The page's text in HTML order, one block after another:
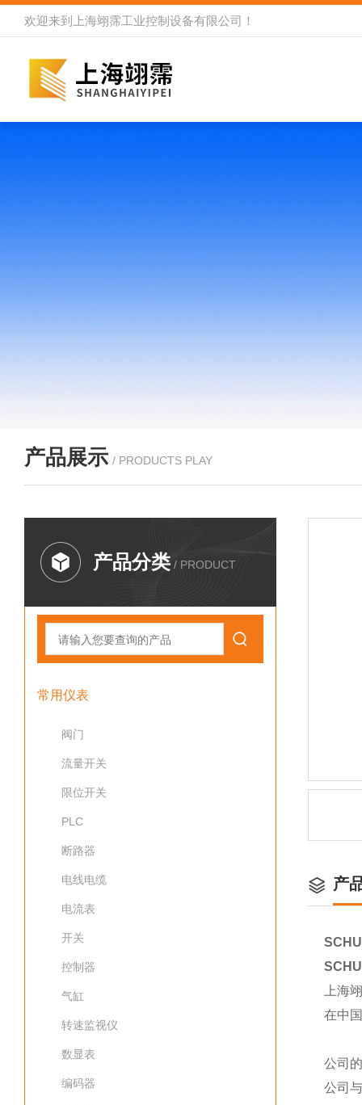
欢迎来到 上海翊霈工业控制设备有限公司 ！
产品展示 / PRODUCTS PLAY
产品分类 / PRODUCT
常用仪表
阀门
流量开关
限位开关
PLC
断路器
电线电缆
电流表
开关
控制器
气缸
转速监视仪
数显表
编码器
产
上海
在中
公司
公司